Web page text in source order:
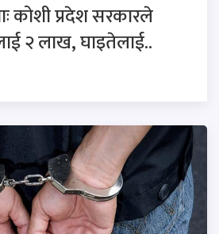
कोशी प्रदेश सरकारले
२ लाख, घाइतेलाई..